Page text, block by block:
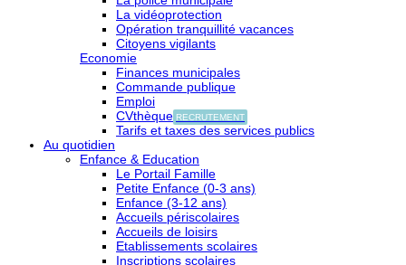
La vidéoprotection
Opération tranquillité vacances
Citoyens vigilants
Economie
Finances municipales
Commande publique
Emploi
CVthèque RECRUTEMENT
Tarifs et taxes des services publics
Au quotidien
Enfance & Education
Le Portail Famille
Petite Enfance (0-3 ans)
Enfance (3-12 ans)
Accueils périscolaires
Accueils de loisirs
Etablissements scolaires
Inscriptions scolaires